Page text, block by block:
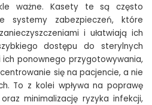
ważne. Kasety te są często
systemy zabezpieczeń, które
i ułatwiają ich
dostępu do sterylnych
ich ponownego przygotowywania,
się na pacjencie, a nie
To z kolei wpływa na poprawę
minimalizację ryzyka infekcji,